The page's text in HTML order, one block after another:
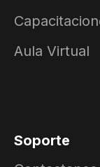
Aula Virtual
Soporte